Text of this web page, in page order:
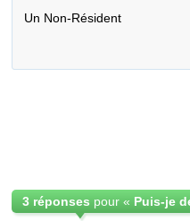
Un Non-Résident
3 réponses pour «